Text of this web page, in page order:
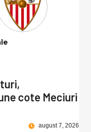
cote Meciuri
august 7, 2026